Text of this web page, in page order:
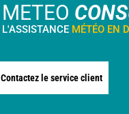
METEO
L'ASSISTANCE MÉTÉO EN
Contactez le service client